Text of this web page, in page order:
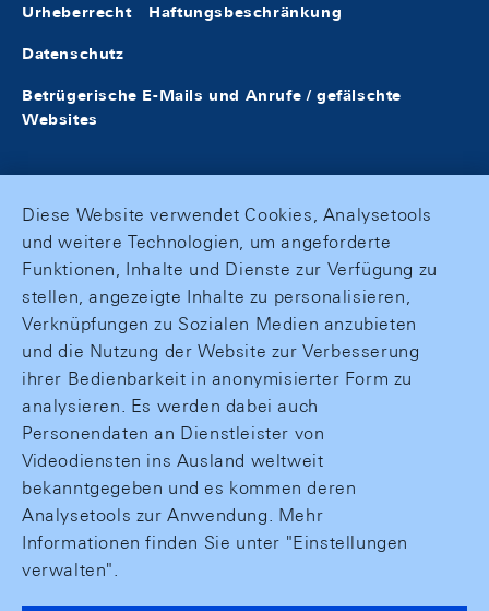
Urheberrecht Haftungsbeschränkung
Datenschutz
Betrügerische E-Mails und Anrufe / gefälschte
Websites
Diese Website verwendet Cookies, Analysetools
und weitere Technologien, um angeforderte
Funktionen, Inhalte und Dienste zur Verfügung zu
stellen, angezeigte Inhalte zu personalisieren,
Verknüpfungen zu Sozialen Medien anzubieten
und die Nutzung der Website zur Verbesserung
ihrer Bedienbarkeit in anonymisierter Form zu
analysieren. Es werden dabei auch
Personendaten an Dienstleister von
Videodiensten ins Ausland weltweit
bekanntgegeben und es kommen deren
Analysetools zur Anwendung. Mehr
Informationen finden Sie unter "Einstellungen
verwalten".